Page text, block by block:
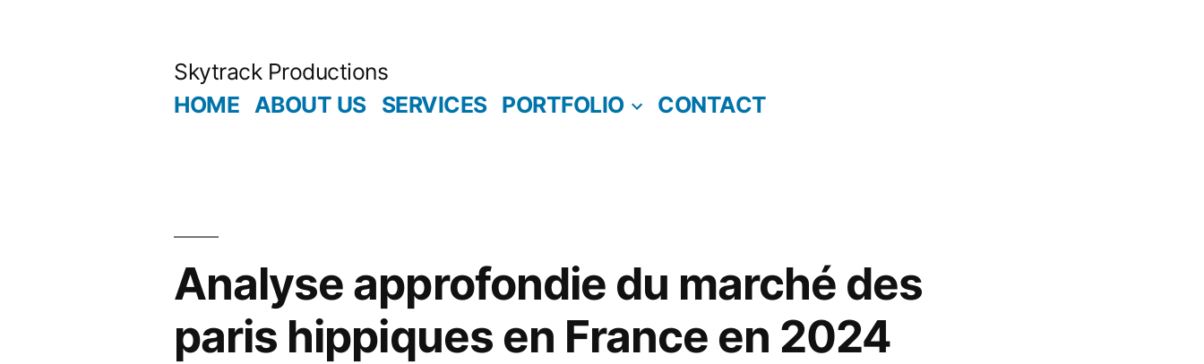
Skytrack Productions
HOME ABOUT US SERVICES PORTFOLIO CONTACT
Analyse approfondie du marché des
paris hippiques en France en 2024